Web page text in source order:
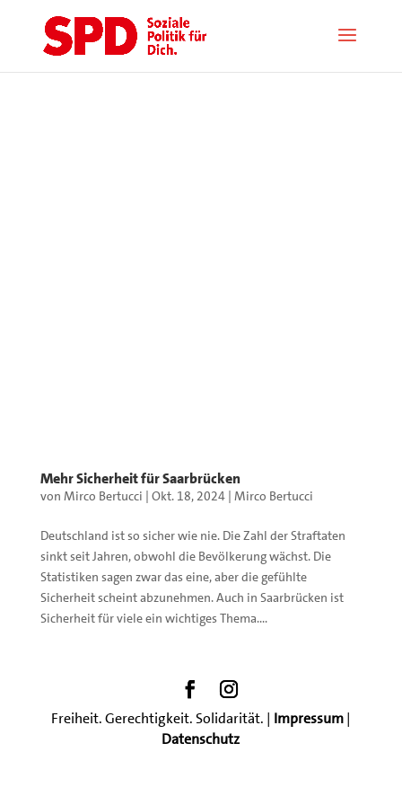
Mehr Sicherheit für Saarbrücken
von Mirco Bertucci Okt. 18, 2024| Mirco Bertucci
Deutschland ist so sicher wie nie. Die Zahl der Straftaten
sinkt seit Jahren, obwohl die Bevölkerung wächst. Die
Statistiken sagen zwar das eine, aber die gefühlte
Sicherheit scheint abzunehmen. Auch in Saarbrücken ist
Sicherheit für viele ein wichtiges Thema....
Freiheit. Gerechtigkeit. Solidarität. | Impressum|
Datenschutz